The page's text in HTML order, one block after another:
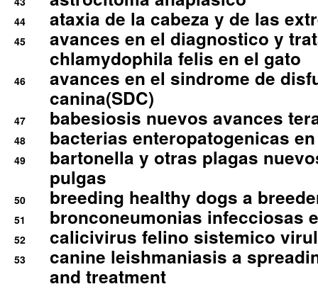
44 ataxia de la cabeza y de las
45
avances en el diagnostico y
chlamydophila felis en el gato
46
avances en el sindrome de
canina(SDC)
47 babesiosis nuevos avances
48 bacterias enteropatogenicas
49
bartonella y otras plagas
pulgas
50 breeding healthy dogs a
51 bronconeumonias infecciosas
52 calicivirus felino sistemico
53
canine leishmaniasis a
and treatment